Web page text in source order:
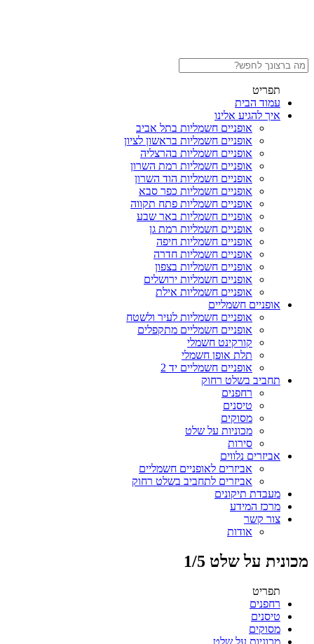
תפריט
עמוד הבית
איך להגיע אלינו
אופניים חשמליות בתל אביב
אופניים חשמליות בראשון לציון
אופניים חשמליות בהרצליה
אופניים חשמליות רמת השרון
אופניים חשמליות הוד השרון
אופניים חשמליות כפר סבא
אופניים חשמליות פתח תקווה
אופניים חשמליות באר שבע
אופניים חשמליות רמת גן
אופניים חשמליות חיפה
אופניים חשמליות חדרה
אופניים חשמליות בצפון
אופניים חשמליות ירושלים
אופניים חשמליות אילת
אופניים חשמליים
אופניים חשמליות לעיר ולשטח
אופניים חשמליים מתקפלים
קורקינט חשמלי
תלת אופן חשמלי
אופניים חשמליים יד 2
תחביב בשלט רחוק
רחפנים
טיסנים
מסוקים
מכוניות על שלט
סירות
אביזרים נלווים
אביזרים לאופניים חשמליים
אביזרים לתחביב בשלט רחוק
מעבדת תיקונים
מרכז המידע
צור קשר
אודות
מכונית על שלט 1/5
תפריט
רחפנים
טיסנים
מסוקים
מכוניות על שלט